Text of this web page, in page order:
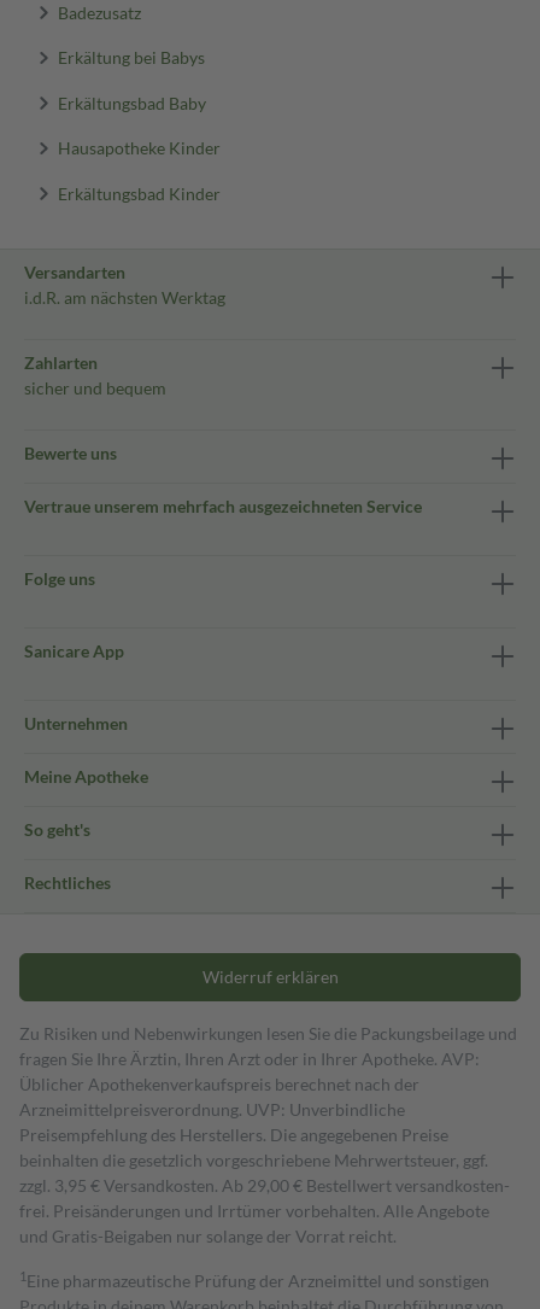
Badezusatz
Erkältung bei Babys
Erkältungsbad Baby
Hausapotheke Kinder
Erkältungsbad Kinder
Versandarten
i.d.R. am nächsten Werktag
Zahlarten
sicher und bequem
Bewerte uns
Vertraue unserem mehrfach ausgezeichneten Service
Folge uns
Sanicare App
Unternehmen
Meine Apotheke
So geht's
Rechtliches
Widerruf erklären
Zu Risiken und Nebenwirkungen lesen Sie die Packungsbeilage und
fragen Sie Ihre Ärztin, Ihren Arzt oder in Ihrer Apotheke. AVP:
Üblicher Apothekenverkaufspreis berechnet nach der
Arzneimittelpreisverordnung. UVP: Unverbindliche
Preisempfehlung des Herstellers. Die angegebenen Preise
beinhalten die gesetzlich vorgeschriebene Mehrwertsteuer, ggf.
zzgl. 3,95 € Versandkosten. Ab 29,00 € Bestell­wert versand­kosten­
frei. Preisänderungen und Irrtümer vorbehalten. Alle Angebote
und Gratis-Beigaben nur solange der Vorrat reicht.
1 Eine pharmazeutische Prüfung der Arzneimittel und sonstigen